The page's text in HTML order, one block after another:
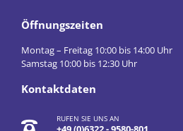
Öffnungszeiten
Montag – Freitag 10:00 bis 14:00 Uhr
Samstag 10:00 bis 12:30 Uhr
Kontaktdaten
RUFEN SIE UNS AN